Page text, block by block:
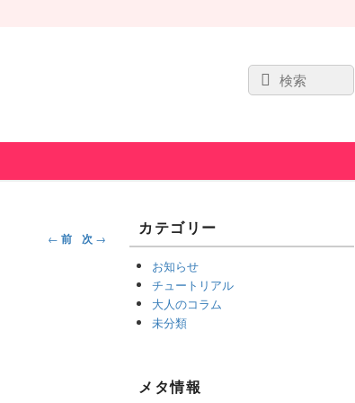
Search
for:
Search
投
← 前 次 →
Sidebar
Area
カテゴリー
お知らせ
チュートリアル
大人のコラム
未分類
メタ情報